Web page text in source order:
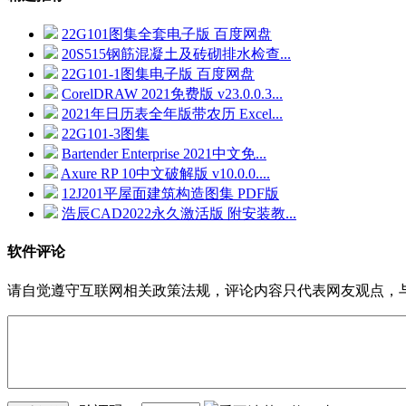
22G101图集全套电子版 百度网盘
20S515钢筋混凝土及砖砌排水检查...
22G101-1图集电子版 百度网盘
CorelDRAW 2021免费版 v23.0.0.3...
2021年日历表全年版带农历 Excel...
22G101-3图集
Bartender Enterprise 2021中文免...
Axure RP 10中文破解版 v10.0.0....
12J201平屋面建筑构造图集 PDF版
浩辰CAD2022永久激活版 附安装教...
软件评论
请自觉遵守互联网相关政策法规，评论内容只代表网友观点，